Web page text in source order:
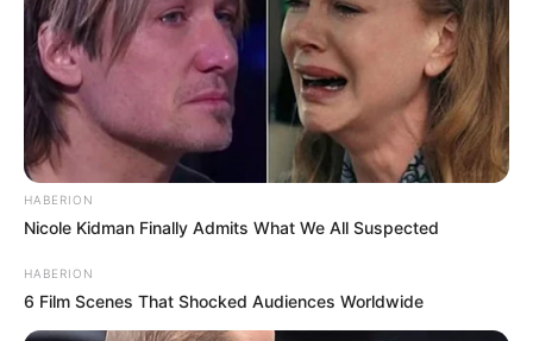
HABERION
Nicole Kidman Finally Admits What We All Suspected
HABERION
6 Film Scenes That Shocked Audiences Worldwide